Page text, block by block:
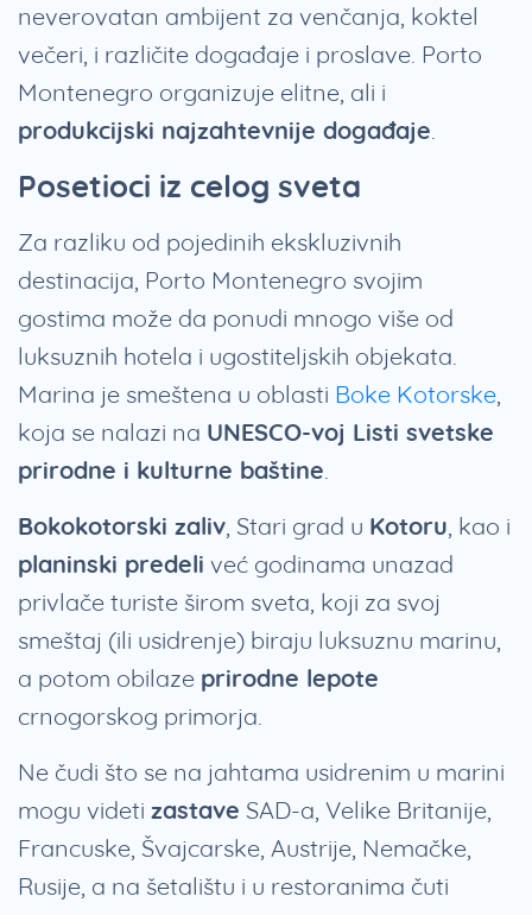
neverovatan ambijent za venčanja, koktel
večeri, i različite događaje i proslave. Porto
Montenegro organizuje elitne, ali i
produkcijski najzahtevnije događaje.
Posetioci iz celog sveta
Za razliku od pojedinih ekskluzivnih
destinacija, Porto Montenegro svojim
gostima može da ponudi mnogo više od
luksuznih hotela i ugostiteljskih objekata.
Marina je smeštena u oblasti Boke Kotorske,
koja se nalazi na UNESCO-voj Listi svetske
prirodne i kulturne baštine.
Bokokotorski zaliv, Stari grad u Kotoru, kao i
planinski predeli već godinama unazad
privlače turiste širom sveta, koji za svoj
smeštaj (ili usidrenje) biraju luksuznu marinu,
a potom obilaze prirodne lepote
crnogorskog primorja.
Ne čudi što se na jahtama usidrenim u marini
mogu videti zastave SAD-a, Velike Britanije,
Francuske, Švajcarske, Austrije, Nemačke,
Rusije, a na šetalištu i u restoranima čuti